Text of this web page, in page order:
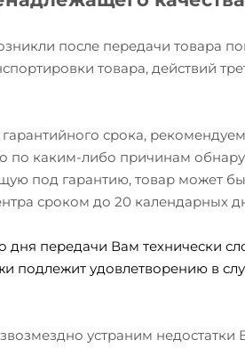
после передачи товара
товара, действий
срока,
по каким-либо причинам
под гарантию, товар может
сроком до 20 календарных
передачи Вам технически
подлежит удовлетворению в
устраним недостатки